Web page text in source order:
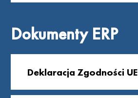
Dokumenty ERP
Deklaracja Zgodności UE